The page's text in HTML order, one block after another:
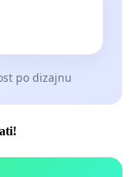
po dizajnu